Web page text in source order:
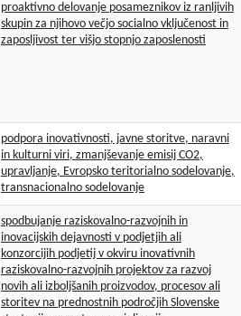
proaktivno delovanje posameznikov iz ranljivih
skupin za njihovo večjo socialno vključenost in
zaposljivost ter višjo stopnjo zaposlenosti
podpora inovativnosti, javne storitve, naravni
in kulturni viri, zmanjševanje emisij CO2,
upravljanje, Evropsko teritorialno sodelovanje,
transnacionalno sodelovanje
spodbujanje raziskovalno-razvojnih in
inovacijskih dejavnosti v podjetjih ali
konzorcijih podjetij v okviru inovativnih
raziskovalno-razvojnih projektov za razvoj
novih ali izboljšanih proizvodov, procesov ali
storitev na prednostnih področjih Slovenske